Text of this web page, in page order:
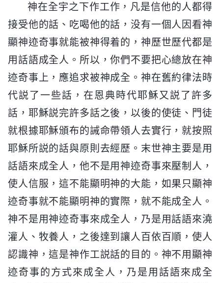
神在全宇之下作工作，凡是信他的人都得
接受他的話、吃喝他的話，没有一個人因看神
顯神迹奇事就能被神得着的，神歷世歷代都是
用話語成全人。所以，你們不要把心總放在神
迹奇事上，應追求被神成全。神在舊約律法時
代説了一些話，在恩典時代耶穌又説了許多
話，耶穌説完許多話之後，以後的使徒、門徒
就根據耶穌頒布的誡命帶領人去實行，就按照
耶穌所説的話與原則去經歷。末世神主要是用
話語來成全人，他不是用神迹奇事來壓制人，
使人信服，這不能顯明神的大能，如果只顯神
迹奇事就不能顯明神的實際，就不能成全人。
神不是用神迹奇事來成全人，乃是用話語來澆
灌人、牧養人，之後達到讓人百依百順，使人
認識神，這是神作工説話的目的。神不用顯神
迹奇事的方式來成全人，乃是用話語來成全